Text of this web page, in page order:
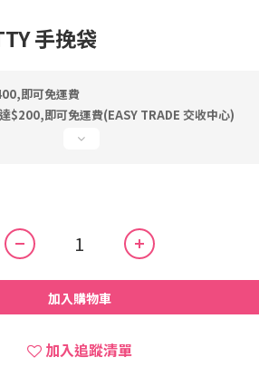
手挽袋
即可免運費
$200,即可免運費(EASY TRADE 交收中心)
加入購物車
加入追蹤清單